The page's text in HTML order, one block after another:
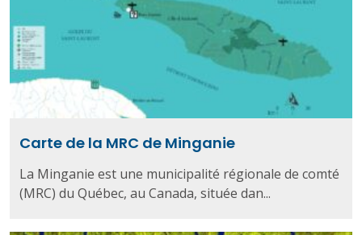
Carte de la MRC de Minganie
La Minganie est une municipalité régionale de comté
(MRC) du Québec, au Canada, située dan...